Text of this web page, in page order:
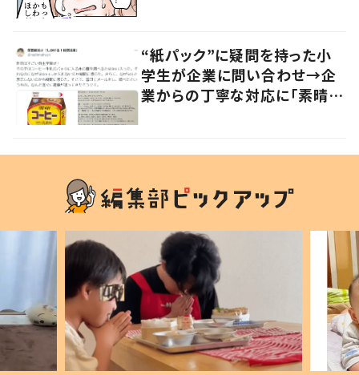
“紙パック”に疑問を持った小
学生が企業に問い合わせ→企
業からの丁寧な対応に「素晴ら